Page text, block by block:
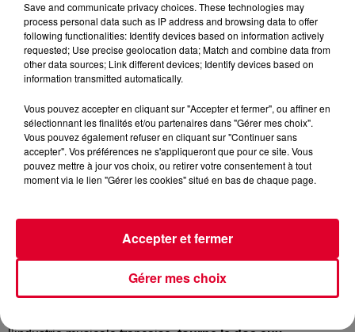
année une saveur particulière, après une année musicale
Save and communicate privacy choices. These technologies may
process personal data such as IP address and browsing data to offer
following functionalities: Identify devices based on information actively
requested; Use precise geolocation data; Match and combine data from
other data sources; Link different devices; Identify devices based on
information transmitted automatically.
Vous pouvez accepter en cliquant sur "Accepter et fermer", ou affiner en
sélectionnant les finalités et/ou partenaires dans "Gérer mes choix".
Vous pouvez également refuser en cliquant sur "Continuer sans
accepter". Vos préférences ne s'appliqueront que pour ce site. Vous
pouvez mettre à jour vos choix, ou retirer votre consentement à tout
moment via le lien "Gérer les cookies" situé en bas de chaque page.
Gérer mes choix
Accepter et fermer